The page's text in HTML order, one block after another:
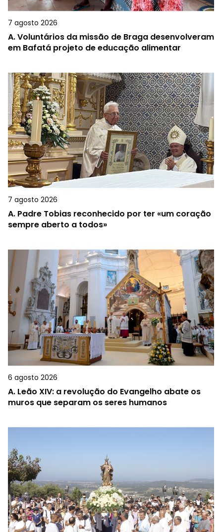
7 agosto 2026
A.Voluntários da missão de Braga desenvolveram
em Bafatá projeto de educação alimentar
7 agosto 2026
A. Padre Tobias reconhecido por ter «um coração
sempre aberto a todos»
6 agosto 2026
A. Leão XIV: a revolução do Evangelho abate os
muros que separam os seres humanos